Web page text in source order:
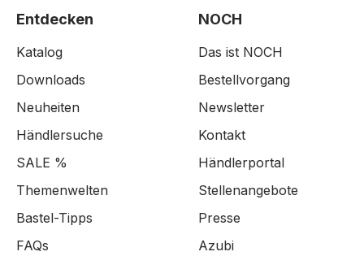
Entdecken
Katalog
Downloads
Neuheiten
Händlersuche
SALE %
Themenwelten
Bastel-Tipps
FAQs
NOCH
Das ist NOCH
Bestellvorgang
Newsletter
Kontakt
Händlerportal
Stellenangebote
Presse
Azubi